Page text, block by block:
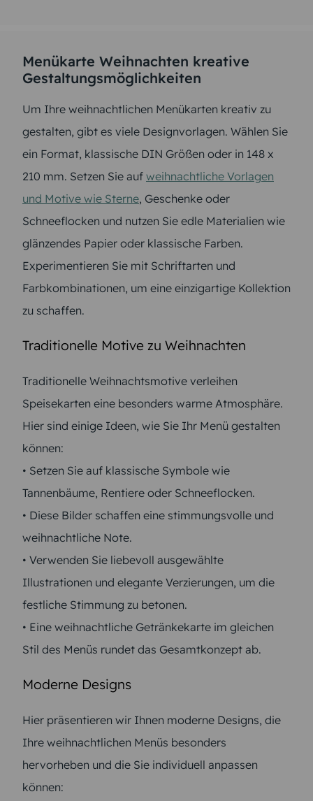
Menükarte Weihnachten kreative
Gestaltungsmöglichkeiten
Um Ihre weihnachtlichen Menükarten kreativ zu
gestalten, gibt es viele Designvorlagen. Wählen Sie
ein Format, klassische DIN Größen oder in 148 x
210 mm. Setzen Sie auf weihnachtliche Vorlagen
und Motive wie Sterne, Geschenke oder
Schneeflocken und nutzen Sie edle Materialien wie
glänzendes Papier oder klassische Farben.
Experimentieren Sie mit Schriftarten und
Farbkombinationen, um eine einzigartige Kollektion
zu schaffen.
Traditionelle Motive zu Weihnachten
Traditionelle Weihnachtsmotive verleihen
Speisekarten eine besonders warme Atmosphäre.
Hier sind einige Ideen, wie Sie Ihr Menü gestalten
können:
• Setzen Sie auf klassische Symbole wie
Tannenbäume, Rentiere oder Schneeflocken.
• Diese Bilder schaffen eine stimmungsvolle und
weihnachtliche Note.
• Verwenden Sie liebevoll ausgewählte
Illustrationen und elegante Verzierungen, um die
festliche Stimmung zu betonen.
• Eine weihnachtliche Getränkekarte im gleichen
Stil des Menüs rundet das Gesamtkonzept ab.
Moderne Designs
Hier präsentieren wir Ihnen moderne Designs, die
Ihre weihnachtlichen Menüs besonders
hervorheben und die Sie individuell anpassen
können: